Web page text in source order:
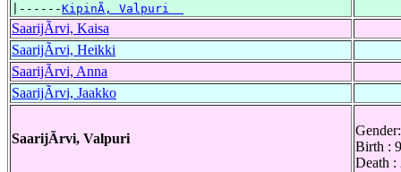
|------KipinÃ, Valpuri
SaarijÃrvi, Kaisa
SaarijÃrvi, Heikki
SaarijÃrvi, Anna
SaarijÃrvi, Jaakko
SaarijÃrvi, Valpuri
Birth :
Death :